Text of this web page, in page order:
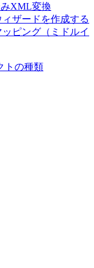
XML変換
ザードを作成する
ピング（ミドルイ
トの種類